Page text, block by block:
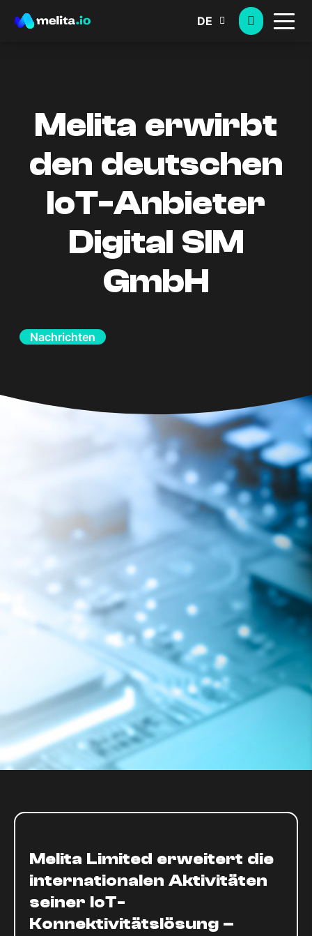
DE
Melita erwirbt
den deutschen
IoT-Anbieter
Digital SIM
GmbH
Nachrichten
Melita Limited erweitert die
internationalen Aktivitäten
seiner IoT-
Konnektivitätslösung –